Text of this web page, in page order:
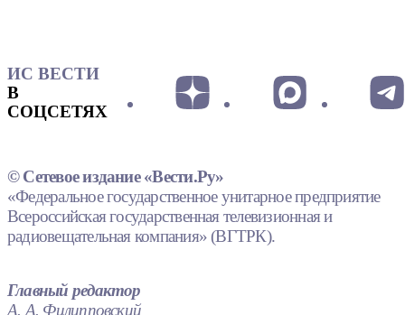
ИС ВЕСТИ
В
СОЦСЕТЯХ
© Сетевое издание «Вести.Ру»
«Федеральное государственное унитарное предприятие
Всероссийская государственная телевизионная и
радиовещательная компания» (ВГТРК).
Главный редактор
А. А. Филипповский